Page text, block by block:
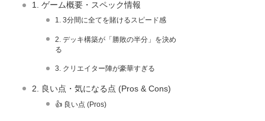
1. ゲーム概要・スペック情報
1. 3分間に全てを賭けるスピード感
2. デッキ構築が「勝敗の半分」を決め
る
3. クリエイター陣が豪華すぎる
2. 良い点・気になる点 (Pros & Cons)
👍 良い点 (Pros)